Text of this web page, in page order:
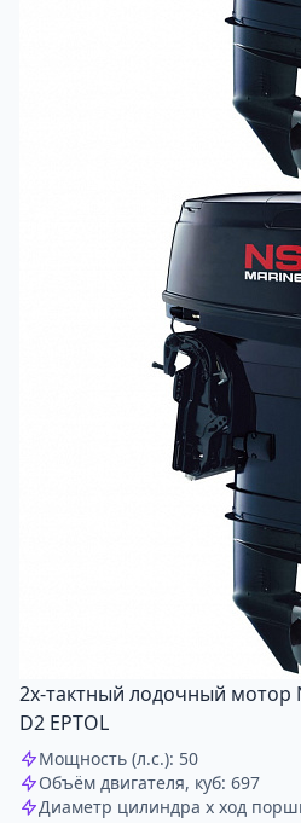
2х-тактный лодочный мотор
D2 EPTOL
Мощность (л.с.): 50
Объём двигателя, куб: 697
Диаметр цилиндра x ход